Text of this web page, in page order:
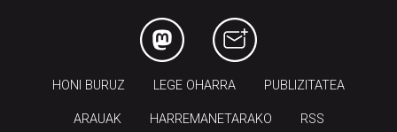
HONI BURUZ LEGE OHARRA PUBLIZITATEA
ARAUAK HARREMANETARAKO RSS